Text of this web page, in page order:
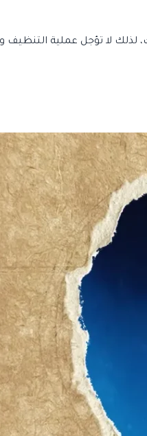
لا تؤجل عملية التنظيف